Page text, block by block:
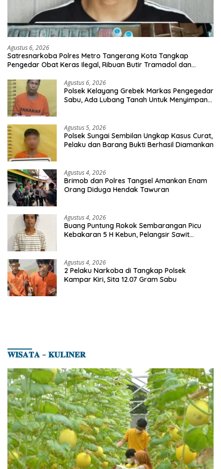
Agustus 6, 2026
Satresnarkoba Polres Metro Tangerang Kota Tangkap
Pengedar Obat Keras Ilegal, Ribuan Butir Tramadol dan
Agustus 6, 2026
Polsek Kelayang Grebek Markas Pengegedar
Sabu, Ada Lubang Tanah Untuk Menyimpan
Agustus 5, 2026
Polsek Sungai Sembilan Ungkap Kasus Curat,
Pelaku dan Barang Bukti Berhasil Diamankan
Agustus 4, 2026
Brimob dan Polres Tangsel Amankan Enam
Orang Diduga Hendak Tawuran
Agustus 4, 2026
Buang Puntung Rokok Sembarangan Picu
Kebakaran 5 H Kebun, Pelangsir Sawit
Agustus 4, 2026
2 Pelaku Narkoba di Tangkap Polsek
Kampar Kiri, Sita 12.07 Gram Sabu
𝐖𝐈𝐒𝐀𝐓𝐀 – 𝐊𝐔𝐋𝐈𝐍𝐄𝐑